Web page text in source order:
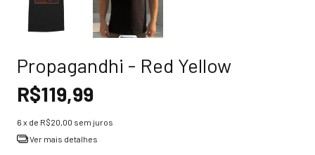
Propagandhi - Red Yellow
R$119,99
6 x de R$20,00 sem juros
Ver mais detalhes